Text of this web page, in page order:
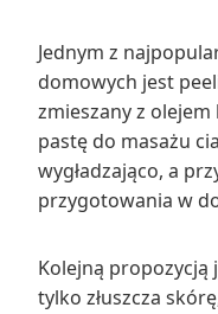
Jednym z
domowych jest
zmieszany z
pastę do masażu
wygładzająco, a
przygotowania w
Kolejną propozycją
tylko złuszcza